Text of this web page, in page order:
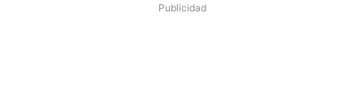
Publicidad